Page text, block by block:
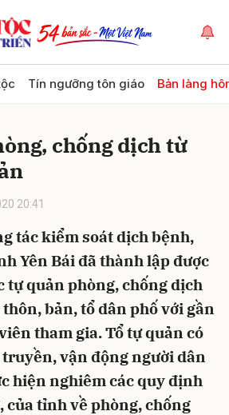
Tín ngưỡng tôn giáo Bản làng
chống dịch từ
20:41
tác kiểm soát dịch bệnh,
Yên Bái đã thành lập được
tự quản phòng, chống dịch
bản, tổ dân phố với gần
tham gia. Tổ tự quản có
vận động người dân
hiện nghiêm các quy định
của tỉnh về phòng, chống
Hủy Gửi